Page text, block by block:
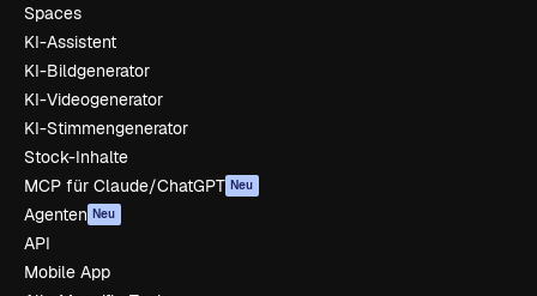
Spaces
KI-Assistent
KI-Bildgenerator
KI-Videogenerator
KI-Stimmengenerator
Stock-Inhalte
MCP für Claude/ChatGPT Neu
Agenten Neu
API
Mobile App